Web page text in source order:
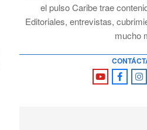
el pulso Caribe trae
Editoriales, entrevistas,
mucho